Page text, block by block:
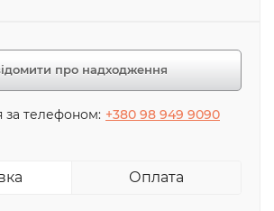
про надходження
за телефоном: +380 98 949 9090
Оплата